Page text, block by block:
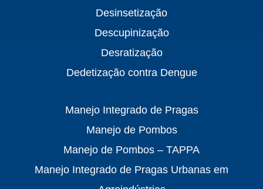
Desinsetização
Descupinização
Desratização
Dedetização contra Dengue
Manejo Integrado de Pragas
Manejo de Pombos
Manejo de Pombos – TAPPA
Manejo Integrado de Pragas Urbanas em